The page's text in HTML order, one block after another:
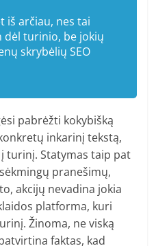
iš arčiau, nes tai
dėl turinio, be jokių
skrybėlių SEO
pabrėžti kokybišką
inkarinį tekstą,
turinį. Statymas taip pat
pranešimų,
akcijų nevadina jokia
platforma, kuri
Žinoma, ne viską
faktas, kad